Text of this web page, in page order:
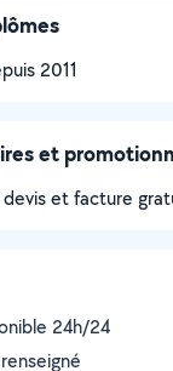
2011
et
et facture
24h/24